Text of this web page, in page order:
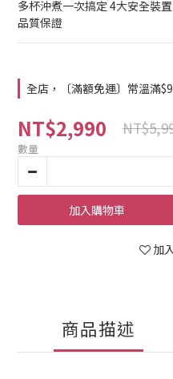
多杯沖煮一次搞定 4大安全裝
品質保證
全店，〔滿額免運〕常溫滿
NT$2,990
數量
加入購物車
加
商品描述